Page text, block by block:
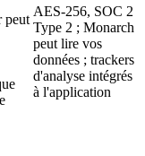
peut
AES-256, SOC 2
Type 2 ; Monarch
peut lire vos
données ; trackers
d'analyse intégrés
à l'application